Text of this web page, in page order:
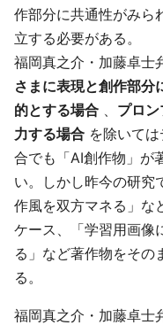
作部分に共通性がみら
立する必要がある。
福岡真之介・加藤卓士
さまに表現と創作部分
的とする場合 、 プロ
力する場合 を除いて
合でも「AI創作物」が
い。しかし昨今の研究
作風を双方マネる」な
ケース、「学習用画像
る」など著作物をその
る。
福岡真之介・加藤卓士